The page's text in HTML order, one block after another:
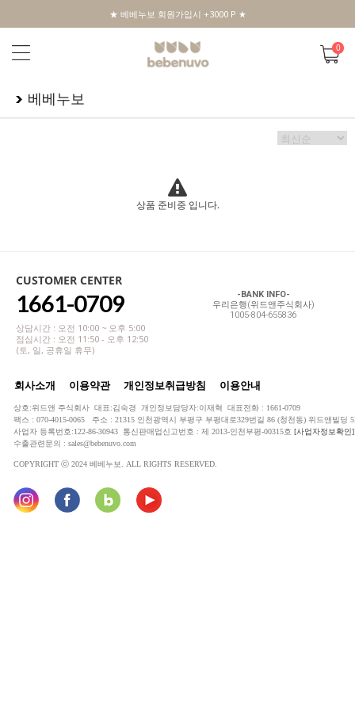
★ 베베누보 회원가입시 +3000 P ★
0
베베누보
상품 준비중 입니다.
CUSTOMER CENTER
1661-0709
상담시간 : 오전 10:00 ~ 오후 5:00
점심시간 : 오전 11:50 - 오후 12:50
(토, 일, 공휴일 휴무)
-BANK INFO-
우리은행(위드앤주식회사)
1005-804-655836
회사소개 이용약관 개인정보취급방침 이용안내
상호:위드앤 주식회사 대표:김숙경 개인정보담당자:이재혁 대표전화 : 1661-0709
팩스 : 070-4015-0065 주소 : 21315 인천광역시 부평구 부평대로329번길 86 (청천동) 위드앤빌딩
사업자 등록번호:122-86-30943 통신판매업신고번호 : 제 2013-인천부평-00315호 [사업자정보확인]
수출관련문의 : sales@bebenuvo.com
COPYRIGHT ⓒ 2024 베베누보. ALL RIGHTS RESERVED.